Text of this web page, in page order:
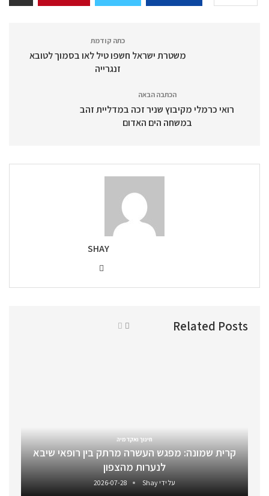
כתה קודמת
משטרת ישראל חשפו טיל לאו בסמוך לטובא
זנגרייה
הכתבה הבאה
רואי כרמלי מקיבוץ שניר זכה במדליית זהב
במשחה הים האדום
SHAY
Related Posts
חינוך ואקדמיה
קרית שמונה: מפגש העשרה מרתק בין רופאי שיבא
לנערות מהצפון
על ידי Shay
2026-07-28